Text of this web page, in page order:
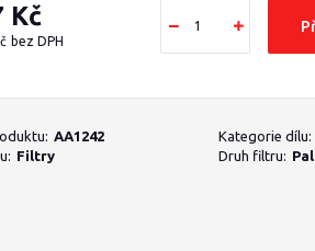
Kč
bez DPH
AA1242 Kategorie dílu:
Filtry Druh filtru: